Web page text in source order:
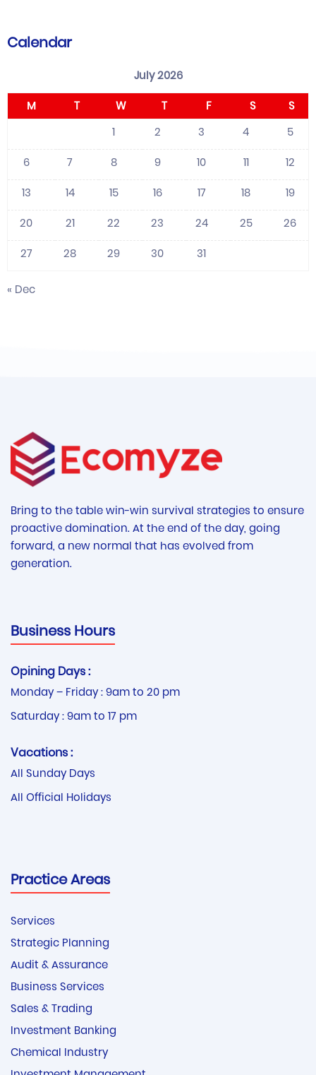
Calendar
July 2026
M T W T F S S
1 2 3 4 5
6 7 8 9 10 11 12
13 14 15 16 17 18 19
20 21 22 23 24 25 26
27 28 29 30 31
« Dec
Bring to the table win-win survival strategies to ensure
proactive domination. At the end of the day, going
forward, a new normal that has evolved from
generation.
Business Hours
Opining Days :
Monday – Friday : 9am to 20 pm
Saturday : 9am to 17 pm
Vacations :
All Sunday Days
All Official Holidays
Practice Areas
Services
Strategic Planning
Audit & Assurance
Business Services
Sales & Trading
Investment Banking
Chemical Industry